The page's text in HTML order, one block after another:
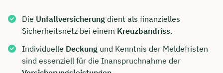
Die Unfallversicherung dient als finanzielles
Sicherheitsnetz bei einem Kreuzbandriss.
Individuelle Deckung und Kenntnis der Meldefristen
sind essenziell für die Inanspruchnahme der